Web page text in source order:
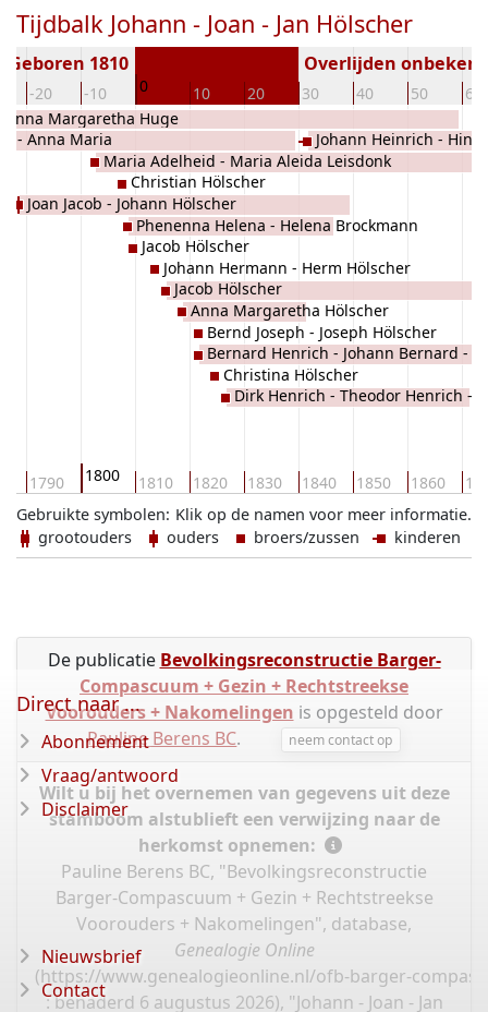
Tijdbalk Johann - Joan - Jan Hölscher
-20 -10 0 10 20 30 40 50 60
Geboren 1810 Overlijden
1790 1800 1810 1820 1830 1840 1850 1860
- Anna Maria
Anna Margaretha Huge
Joan Jacob - Johann Hölscher
Maria Adelheid - Maria Aleida Leisdonk
Christian Hölscher
Phenenna Helena - Helena Brockmann
Jacob Hölscher
Johann Hermann - Herm Hölscher
Jacob Hölscher
Anna Margaretha Hölscher
Bernd Joseph - Joseph Hölscher
Bernard Henrich - Johann Bernard -
Bernard Hölscher
Christina Hölscher
Dirk Henrich - Theodor Henrich -
Johann Heinrich -
Klik op de namen voor meer informatie.
Gebruikte symbolen:
grootouders
ouders broers/zussen kinderen
De publicatie Bevolkingsreconstructie Barger-
Compascuum + Gezin + Rechtstreekse
Voorouders + Nakomelingen is opgesteld door
Pauline Berens BC. neem contact op
Wilt u bij het overnemen van gegevens uit deze
stamboom alstublieft een verwijzing naar de
herkomst opnemen:
Pauline Berens BC, "Bevolkingsreconstructie
Barger-Compascuum + Gezin + Rechtstreekse
Voorouders + Nakomelingen", database,
Genealogie Online
(https://www.genealogieonline.nl/ofb-barger-
: benaderd 6 augustus 2026), "Johann - Joan - Jan
Direct naar ...
Abonnement
Vraag/antwoord
Disclaimer
Nieuwsbrief
Contact